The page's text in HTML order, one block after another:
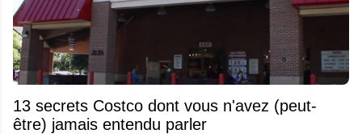
13 secrets Costco dont vous n'avez (peut-
être) jamais entendu parler